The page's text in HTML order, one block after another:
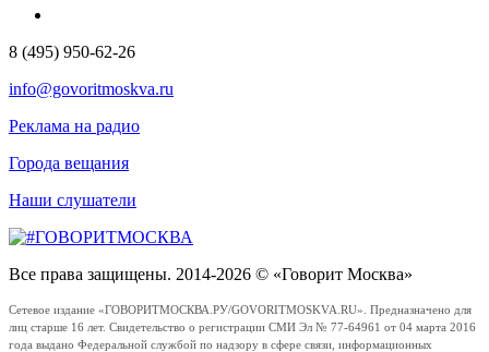
8 (495) 950-62-26
info@govoritmoskva.ru
Реклама на радио
Города вещания
Наши слушатели
Все права защищены. 2014-2026 © «Говорит Москва»
Сетевое издание «ГОВОРИТМОСКВА.РУ/GOVORITMOSKVA.RU». Предназначено для
лиц старше 16 лет. Свидетельство о регистрации СМИ Эл № 77-64961 от 04 марта 2016
года выдано Федеральной службой по надзору в сфере связи, информационных